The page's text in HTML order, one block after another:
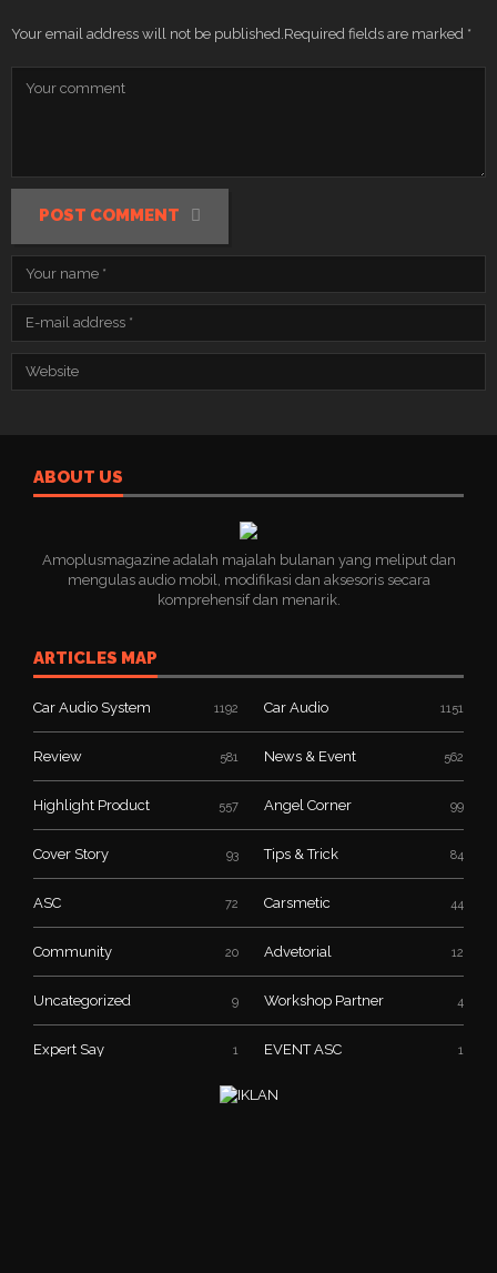
Your email address will not be published. Required fields are marked *
POST COMMENT
ABOUT US
Amoplusmagazine adalah majalah bulanan yang meliput dan
mengulas audio mobil, modifikasi dan aksesoris secara
komprehensif dan menarik.
ARTICLES MAP
Car Audio System 1192 Car Audio 1151
Review 581 News & Event 562
Highlight Product 557 Angel Corner 99
Cover Story 93 Tips & Trick 84
ASC 72 Carsmetic 44
Community 20 Advetorial 12
Uncategorized 9 Workshop Partner 4
Expert Say 1 EVENT ASC 1